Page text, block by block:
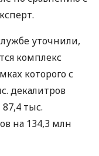
уточнили,
комплекс
которого с
декалитров
тыс.
на 134,3 млн